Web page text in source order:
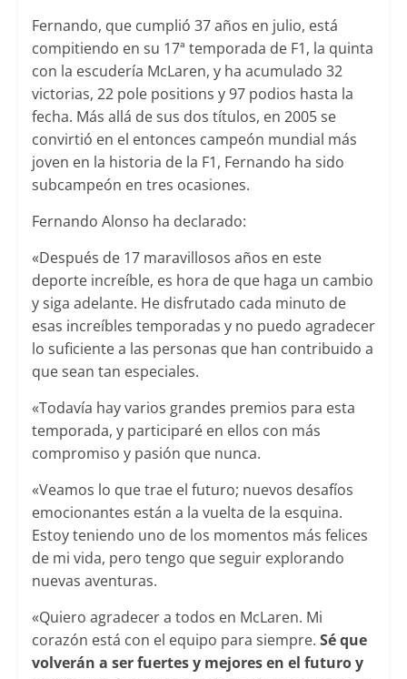
Fernando, que cumplió 37 años en julio, está
compitiendo en su 17ª temporada de F1, la quinta
con la escudería McLaren, y ha acumulado 32
victorias, 22 pole positions y 97 podios hasta la
fecha. Más allá de sus dos títulos, en 2005 se
convirtió en el entonces campeón mundial más
joven en la historia de la F1, Fernando ha sido
subcampeón en tres ocasiones.
Fernando Alonso ha declarado:
«Después de 17 maravillosos años en este
deporte increíble, es hora de que haga un cambio
y siga adelante. He disfrutado cada minuto de
esas increíbles temporadas y no puedo agradecer
lo suficiente a las personas que han contribuido a
que sean tan especiales.
«Todavía hay varios grandes premios para esta
temporada, y participaré en ellos con más
compromiso y pasión que nunca.
«Veamos lo que trae el futuro; nuevos desafíos
emocionantes están a la vuelta de la esquina.
Estoy teniendo uno de los momentos más felices
de mi vida, pero tengo que seguir explorando
nuevas aventuras.
«Quiero agradecer a todos en McLaren. Mi
corazón está con el equipo para siempre. Sé que
volverán a ser fuertes y mejores en el futuro y